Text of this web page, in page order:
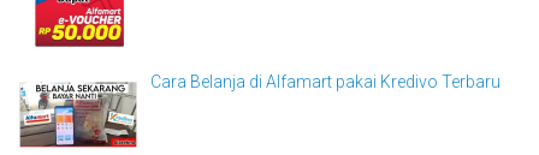
Cara Belanja di Alfamart pakai Kredivo Terbaru